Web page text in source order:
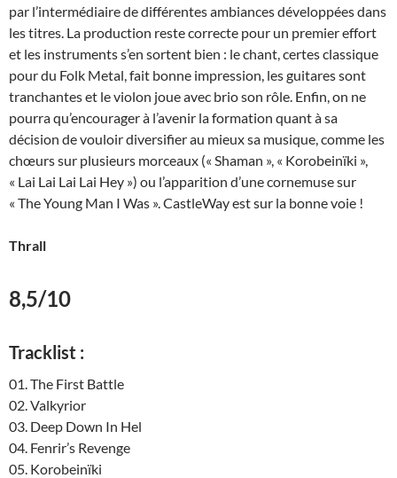
par l’intermédiaire de différentes ambiances développées dans
les titres. La production reste correcte pour un premier effort
et les instruments s’en sortent bien : le chant, certes classique
pour du Folk Metal, fait bonne impression, les guitares sont
tranchantes et le violon joue avec brio son rôle. Enfin, on ne
pourra qu’encourager à l’avenir la formation quant à sa
décision de vouloir diversifier au mieux sa musique, comme les
chœurs sur plusieurs morceaux (« Shaman », « Korobeinïki »,
« Lai Lai Lai Lai Hey ») ou l’apparition d’une cornemuse sur
« The Young Man I Was ». CastleWay est sur la bonne voie !
Thrall
8,5/10
Tracklist :
01. The First Battle
02. Valkyrior
03. Deep Down In Hel
04. Fenrir’s Revenge
05. Korobeinïki